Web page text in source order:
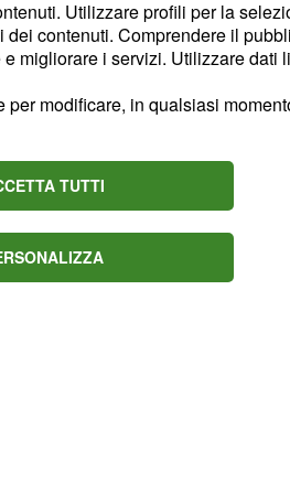
Utilizzare profili per la
contenuti. Comprendere il
migliorare i servizi. Utilizzare dati
modificare, in qualsiasi
TUTTI